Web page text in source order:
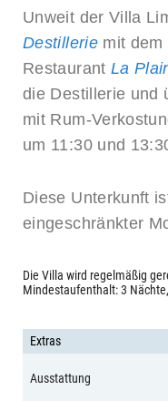
Unweit der Villa
Destilleriemit dem
Restaurant La
die Destillerie und
mit Rum-
um 11:30 und
Diese Unterkunft
eingeschränkter
Die Villa wird regelmäßig
Mindestaufenthalt: 3
Extras
Ausstattung